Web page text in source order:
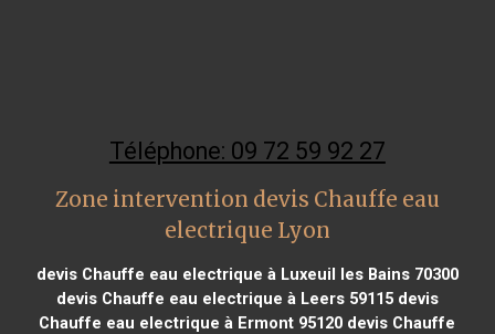
Téléphone: 09 72 59 92 27
Zone intervention devis Chauffe eau
electrique Lyon
devis Chauffe eau electrique à Luxeuil les Bains 70300
devis Chauffe eau electrique à Leers 59115devis
Chauffe eau electrique à Ermont 95120 devis Chauffe